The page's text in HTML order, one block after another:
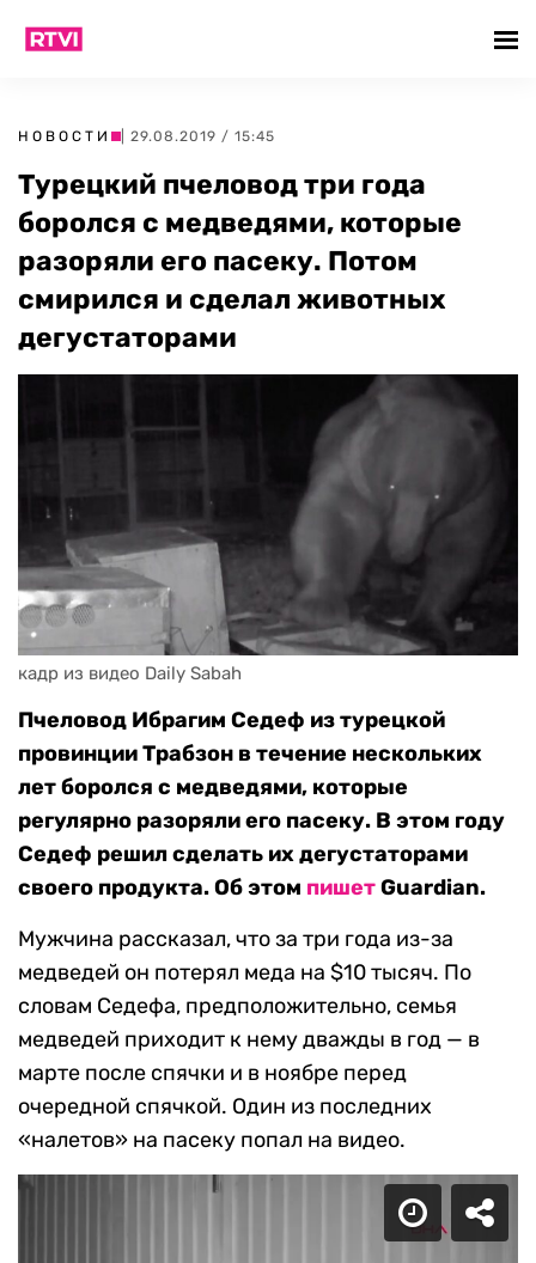
НОВОСТИ | 29.08.2019 / 15:45
Турецкий пчеловод три года
боролся с медведями, которые
разоряли его пасеку. Потом
смирился и сделал животных
дегустаторами
кадр из видео Daily Sabah
Пчеловод Ибрагим Седеф из турецкой
провинции Трабзон в течение нескольких
лет боролся с медведями, которые
регулярно разоряли его пасеку. В этом году
Седеф решил сделать их дегустаторами
своего продукта. Об этом пишетGuardian.
Мужчина рассказал, что за три года из-за
медведей он потерял меда на $10 тысяч. По
словам Седефа, предположительно, семья
медведей приходит к нему дважды в год — в
марте после спячки и в ноябре перед
очередной спячкой. Один из последних
«налетов» на пасеку попал на видео.